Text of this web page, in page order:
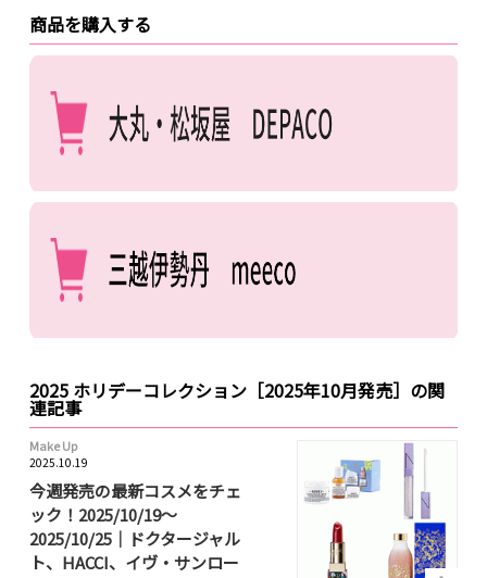
商品を購入する
2025 ホリデーコレクション［2025年10月発売］の関
連記事
Make Up
2025.10.19
今週発売の最新コスメをチェ
ック！2025/10/19～
2025/10/25｜ドクタージャル
ト、HACCI、イヴ・サンロー